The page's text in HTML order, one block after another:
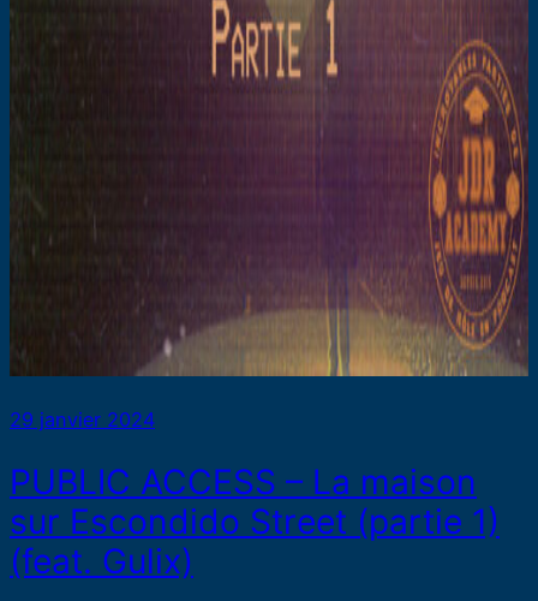
29 janvier 2024
PUBLIC ACCESS – La maison
sur Escondido Street (partie 1)
(feat. Gulix)